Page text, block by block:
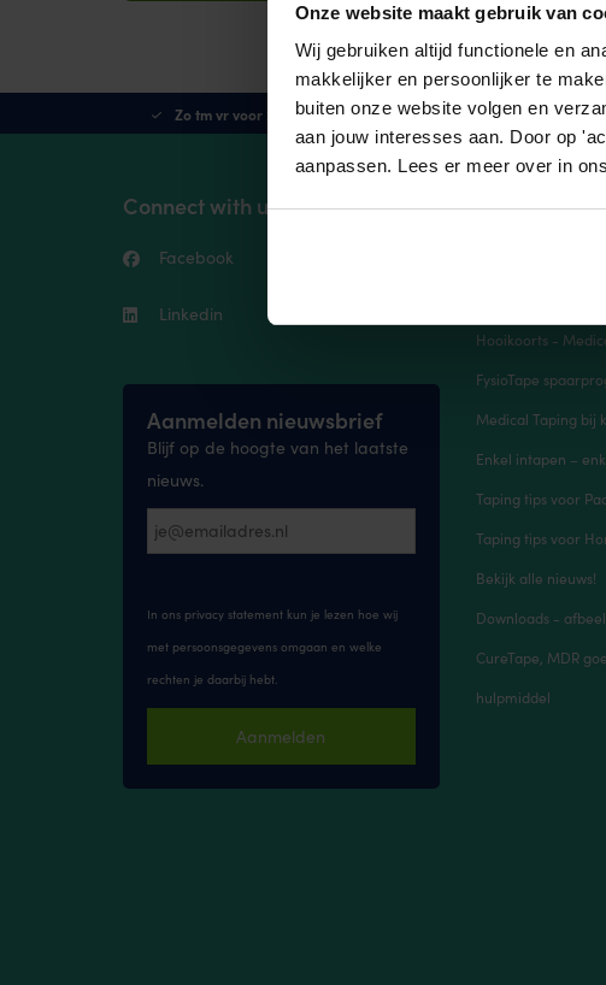
Onze website maakt gebruik van
Wij gebruiken altijd functionele en
makkelijker en persoonlijker te
buiten onze website volgen en
aan jouw interesses aan. Door op
aanpassen. Lees er meer over in ons
Zo tm vr voor 21:30 besteld, morgen in huis
Connect with us!
Facebook
Linkedin
Aanmelden nieuwsbrief
Blijf op de hoogte van het laatste
nieuws.
In ons privacy statement kun je lezen hoe wij
met persoonsgegevens omgaan en welke
rechten je daarbij hebt.
Aanmelden
Meest
Hooikoorts -
FysioTape
Medical Taping bij
Enkel intapen –
Taping tips voor
Taping tips voor
Bekijk alle nieuws!
Downloads -
CureTape, MDR
hulpmiddel